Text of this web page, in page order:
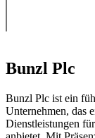
Bunzl Plc
Bunzl Plc ist ein
Unternehmen, das
Dienstleistungen